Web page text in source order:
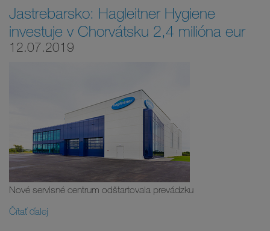
Jastrebarsko: Hagleitner Hygiene
investuje v Chorvátsku 2,4 milióna eur
12.07.2019
Nové servisné centrum odštartovala prevádzku
Čítať ďalej